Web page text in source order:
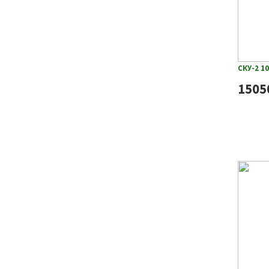
СКУ-2